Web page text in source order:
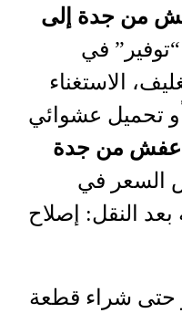
من جدة إلى
في
الاستغناء
تحميل عشوائي
عفش من جدة
السعر في
بعد النقل: إصلاح
حتى شراء قطعة